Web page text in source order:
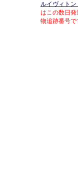
ルイヴィトン
はこの数日
物追跡番号で